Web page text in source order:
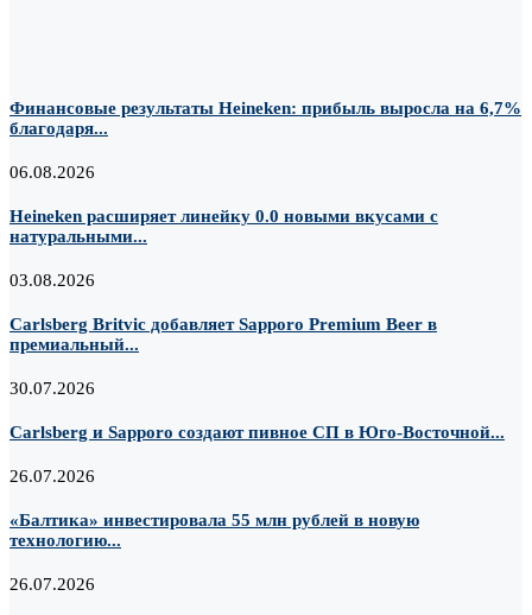
Финансовые результаты Heineken: прибыль выросла на 6,7%
благодаря...
06.08.2026
Heineken расширяет линейку 0.0 новыми вкусами с
натуральными...
03.08.2026
Carlsberg Britvic добавляет Sapporo Premium Beer в
премиальный...
30.07.2026
Carlsberg и Sapporo создают пивное СП в Юго-Восточной...
26.07.2026
«Балтика» инвестировала 55 млн рублей в новую
технологию...
26.07.2026